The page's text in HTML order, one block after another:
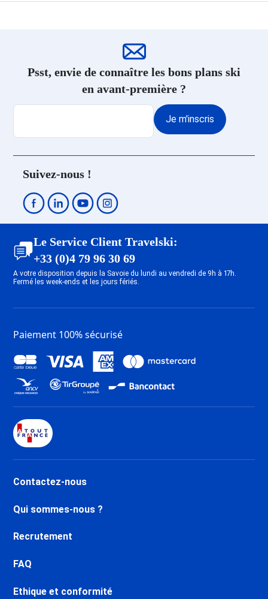
ESF Alpe d'Huez
ESF Megève
ESF Le Corbier
ESF La Clusaz
ESF Châtel
ESF Saint Gervais Mont-Blanc
Psst, envie de connaître les bons plans ski
en avant-première ?
Je m'inscris
Suivez-nous !
Le Service Client Travelski:
+33 (0)4 79 96 30 69
A votre disposition depuis la Savoie du lundi au vendredi de 9h à 17h.
Fermé les week-ends et les jours fériés.
Paiement 100% sécurisé
Contactez-nous
Qui sommes-nous ?
Recrutement
FAQ
Ethique et conformité